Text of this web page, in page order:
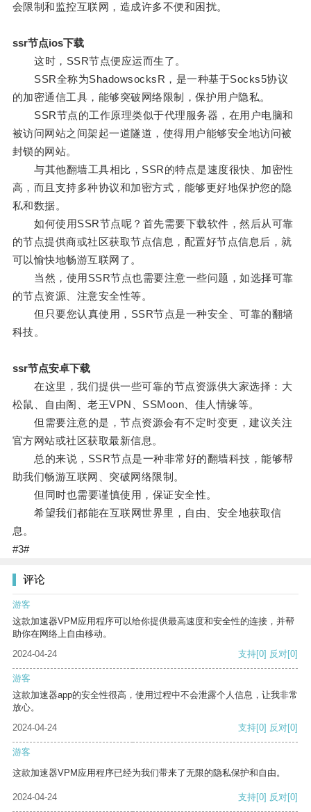
会限制和监控互联网，造成许多不便和困扰。
ssr节点ios下载
这时，SSR节点便应运而生了。
SSR全称为ShadowsocksR，是一种基于Socks5协议
的加密通信工具，能够突破网络限制，保护用户隐私。
SSR节点的工作原理类似于代理服务器，在用户电脑和
被访问网站之间架起一道隧道，使得用户能够安全地访问被
封锁的网站。
与其他翻墙工具相比，SSR的特点是速度很快、加密性
高，而且支持多种协议和加密方式，能够更好地保护您的隐
私和数据。
如何使用SSR节点呢？首先需要下载软件，然后从可靠
的节点提供商或社区获取节点信息，配置好节点信息后，就
可以愉快地畅游互联网了。
当然，使用SSR节点也需要注意一些问题，如选择可靠
的节点资源、注意安全性等。
但只要您认真使用，SSR节点是一种安全、可靠的翻墙
科技。
ssr节点安卓下载
在这里，我们提供一些可靠的节点资源供大家选择：大
松鼠、自由阁、老王VPN、SSMoon、佳人情缘等。
但需要注意的是，节点资源会有不定时变更，建议关注
官方网站或社区获取最新信息。
总的来说，SSR节点是一种非常好的翻墙科技，能够帮
助我们畅游互联网、突破网络限制。
但同时也需要谨慎使用，保证安全性。
希望我们都能在互联网世界里，自由、安全地获取信
息。
#3#
评论
游客
这款加速器VPM应用程序可以给你提供最高速度和安全性的连接，并帮
助你在网络上自由移动。
2024-04-24
支持[0] 反对[0]
游客
这款加速器app的安全性很高，使用过程中不会泄露个人信息，让我非常
放心。
2024-04-24
支持[0] 反对[0]
游客
这款加速器VPM应用程序已经为我们带来了无限的隐私保护和自由。
2024-04-24 支持[0] 反对[0]